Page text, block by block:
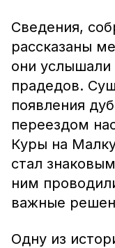
Сведения,
рассказаны
они услышали
прадедов.
появления
переездом
Куры на
стал
ним
важные
Одну из